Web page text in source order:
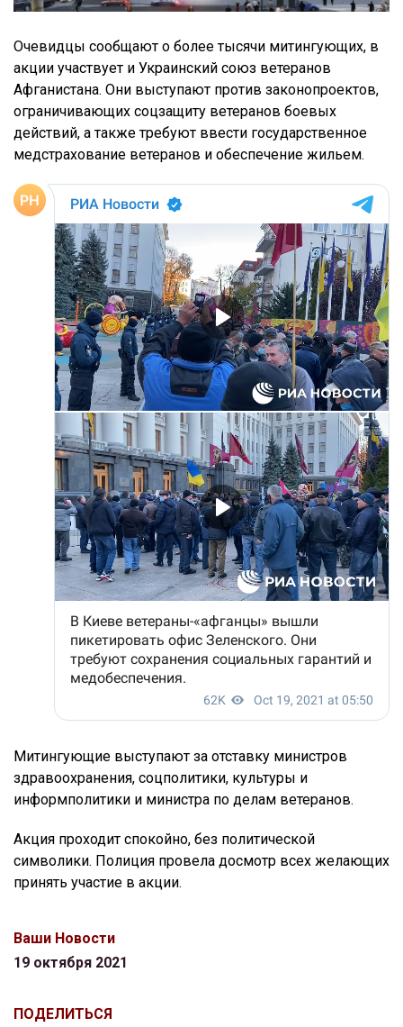
Очевидцы сообщают о более тысячи митингующих, в
акции участвует и Украинский союз ветеранов
Афганистана. Они выступают против законопроектов,
ограничивающих соцзащиту ветеранов боевых
действий, а также требуют ввести государственное
медстрахование ветеранов и обеспечение жильем.
Митингующие выступают за отставку министров
здравоохранения, соцполитики, культуры и
информполитики и министра по делам ветеранов.
Акция проходит спокойно, без политической
символики. Полиция провела досмотр всех желающих
принять участие в акции.
Ваши Новости
19 октября 2021
ПОДЕЛИТЬСЯ